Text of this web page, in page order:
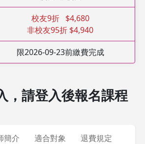
校友9折 $4,680
非校友95折 $4,940
限2026-09-23前繳費完成
，請登入後報名課程
簡介 適合對象 退費規定